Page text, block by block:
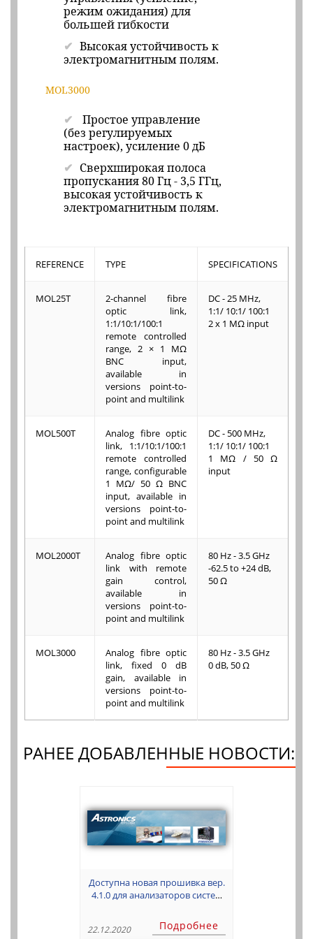
режим ожидания) для
большей гибкости
Высокая устойчивость к
электромагнитным полям.
MOL3000
Простое управление
(без регулируемых
настроек), усиление 0 дБ
Сверхширокая полоса
пропускания 80 Гц - 3,5 ГГц,
высокая устойчивость к
электромагнитным полям.
REFERENCE TYPE SPECIFICATIONS
MOL25T
2-channel fibre
optic link,
1:1/10:1/100:1
remote controlled
range, 2 × 1 MΩ
BNC input,
available in
versions point-to-
point and multilink
DC - 25 MHz,
1:1/ 10:1/ 100:1
2 x 1 MΩ input
MOL500T
Analog fibre optic
link, 1:1/10:1/100:1
remote controlled
range, configurable
1 MΩ/ 50 Ω BNC
input, available in
versions point-to-
point and multilink
DC - 500 MHz,
1:1/ 10:1/ 100:1
1 MΩ / 50 Ω
input
MOL2000T
Analog fibre optic
link with remote
gain control,
available in
versions point-to-
point and multilink
80 Hz - 3.5 GHz
-62.5 to +24 dB,
50 Ω
MOL3000
Analog fibre optic
link, fixed 0 dB
gain, available in
versions point-to-
point and multilink
80 Hz - 3.5 GHz
0 dB, 50 Ω
РАНЕЕ ДОБАВЛЕННЫЕ НОВОСТИ:
Доступна новая прошивка вер.
4.1.0 для анализаторов систем
R8200
22.12.2020 Подробнее